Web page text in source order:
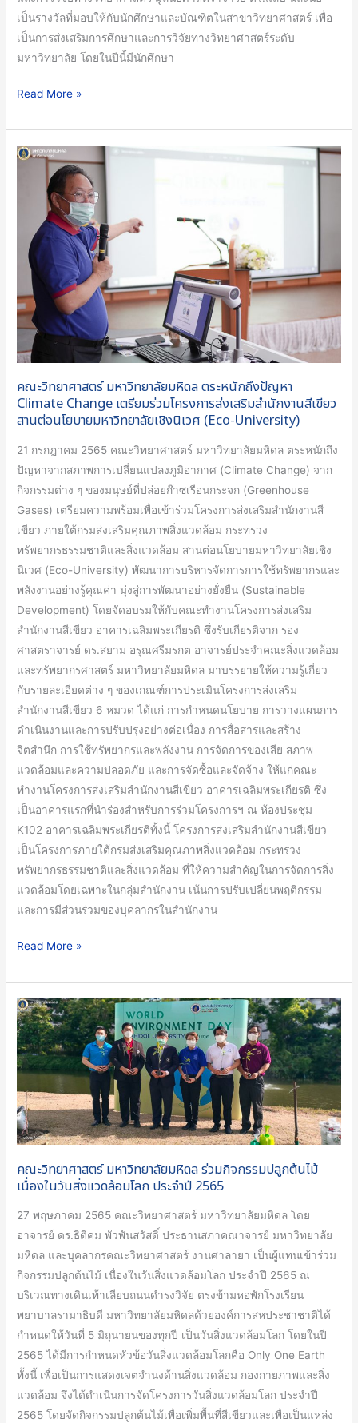
เป็นรางวัลที่มอบให้กับนักศึกษาและบัณฑิตในสาขาวิทยาศาสตร์ เพื่อ
เป็นการส่งเสริมการศึกษาและการวิจัยทางวิทยาศาสตร์ระดับ
มหาวิทยาลัย โดยในปีนี้มีนักศึกษา
2566
Read More »
คณะวิทยาศาสตร์ มหาวิทยาลัยมหิดล ตระหนักถึงปัญหา
Climate Change เตรียมร่วมโครงการส่งเสริมสำนักงานสีเขียว
สานต่อนโยบายมหาวิทยาลัยเชิงนิเวศ (Eco-University)
21 กรกฎาคม 2565 คณะวิทยาศาสตร์ มหาวิทยาลัยมหิดล ตระหนักถึง
ปัญหาจากสภาพการเปลี่ยนแปลงภูมิอากาศ (Climate Change) จาก
กิจกรรมต่าง ๆ ของมนุษย์ที่ปล่อยก๊าซเรือนกระจก (Greenhouse
Gases) เตรียมความพร้อมเพื่อเข้าร่วมโครงการส่งเสริมสำนักงานสี
เขียว ภายใต้กรมส่งเสริมคุณภาพสิ่งแวดล้อม กระทรวง
ทรัพยากรธรรมชาติและสิ่งแวดล้อม สานต่อนโยบายมหาวิทยาลัยเชิง
นิเวศ (Eco-University) พัฒนาการบริหารจัดการการใช้ทรัพยากรและ
พลังงานอย่างรู้คุณค่า มุ่งสู่การพัฒนาอย่างยั่งยืน (Sustainable
Development) โดยจัดอบรมให้กับคณะทำงานโครงการส่งเสริม
สำนักงานสีเขียว อาคารเฉลิมพระเกียรติ ซึ่งรับเกียรติจาก รอง
ศาสตราจารย์ ดร.สยาม อรุณศรีมรกต อาจารย์ประจำคณะสิ่งแวดล้อม
และทรัพยากรศาสตร์ มหาวิทยาลัยมหิดล มาบรรยายให้ความรู้เกี่ยว
กับรายละเอียดต่าง ๆ ของเกณฑ์การประเมินโครงการส่งเสริม
สำนักงานสีเขียว 6 หมวด ได้แก่ การกำหนดนโยบาย การวางแผนการ
ดำเนินงานและการปรับปรุงอย่างต่อเนื่อง การสื่อสารและสร้าง
จิตสำนึก การใช้ทรัพยากรและพลังงาน การจัดการของเสีย สภาพ
แวดล้อมและความปลอดภัย และการจัดซื้อและจัดจ้าง ให้แก่คณะ
ทำงานโครงการส่งเสริมสำนักงานสีเขียว อาคารเฉลิมพระเกียรติ ซึ่ง
เป็นอาคารแรกที่นำร่องสำหรับการร่วมโครงการฯ ณ ห้องประชุม
K102 อาคารเฉลิมพระเกียรติทั้งนี้ โครงการส่งเสริมสำนักงานสีเขียว
เป็นโครงการภายใต้กรมส่งเสริมคุณภาพสิ่งแวดล้อม กระทรวง
ทรัพยากรธรรมชาติและสิ่งแวดล้อม ที่ให้ความสำคัญในการจัดการสิ่ง
แวดล้อมโดยเฉพาะในกลุ่มสำนักงาน เน้นการปรับเปลี่ยนพฤติกรรม
และการมีส่วนร่วมของบุคลากรในสำนักงาน
คณะ
วิทยาศาสตร์
มหาวิทยาลัย
ตระหนัก
ถึง
ปัญหา
Climate
Change
เตรียม
ร่วม
ส่ง
เสริม
สี
เขียว
สาน
ต่อ
นโยบาย
มหาวิทยาลัย
เชิง
นิเวศ
(Eco-
University)
Read More »
คณะวิทยาศาสตร์ มหาวิทยาลัยมหิดล ร่วมกิจกรรมปลูกต้นไม้
เนื่องในวันสิ่งแวดล้อมโลก ประจำปี 2565
27 พฤษภาคม 2565 คณะวิทยาศาสตร์ มหาวิทยาลัยมหิดล โดย
อาจารย์ ดร.ธิติคม พัวพันสวัสดิ์ ประธานสภาคณาจารย์ มหาวิทยาลัย
มหิดล และบุคลากรคณะวิทยาศาสตร์ งานศาลายา เป็นผู้แทนเข้าร่วม
กิจกรรมปลูกต้นไม้ เนื่องในวันสิ่งแวดล้อมโลก ประจำปี 2565 ณ
บริเวณทางเดินเท้าเลียบถนนดำรงวิจัย ตรงข้ามหอพักโรงเรียน
พยาบาลรามาธิบดี มหาวิทยาลัยมหิดลด้วยองค์การสหประชาชาติได้
กำหนดให้วันที่ 5 มิถุนายนของทุกปี เป็นวันสิ่งแวดล้อมโลก โดยในปี
2565 ได้มีการกำหนดหัวข้อวันสิ่งแวดล้อมโลกคือ Only One Earth
ทั้งนี้ เพื่อเป็นการแสดงเจตจำนงด้านสิ่งแวดล้อม กองกายภาพและสิ่ง
แวดล้อม จึงได้ดำเนินการจัดโครงการวันสิ่งแวดล้อมโลก ประจำปี
2565 โดยจัดกิจกรรมปลูกต้นไม้เพื่อเพิ่มพื้นที่สีเขียวและเพื่อเป็นแหล่ง
คณะ
วิทยาศาสตร์
มหาวิทยาลัย
มหิดล
ร่วม
กิจกรรม
ปลูก
ต้นไม้
เนื่อง
ใน
แวดล้อม
โลก
ประจำ
2565